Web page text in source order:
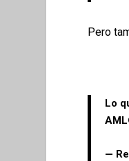
Pero
Lo
—